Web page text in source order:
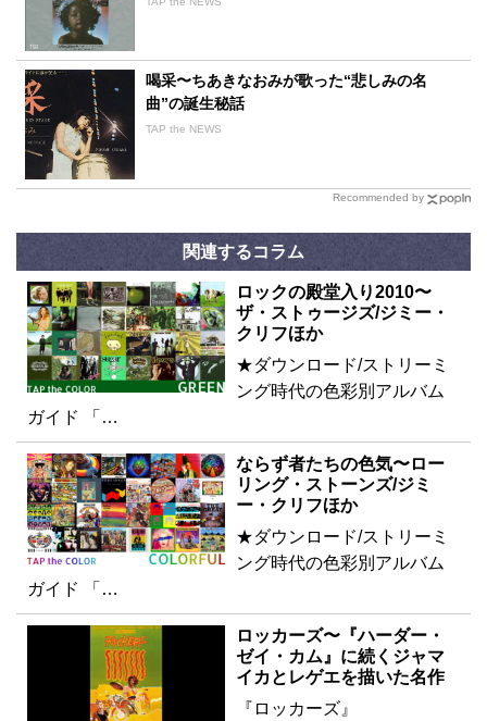
喝采〜ちあきなおみが歌った“悲しみの名
曲”の誕生秘話
TAP the NEWS
Recommended by
関連するコラム
ロックの殿堂入り2010〜
ザ・ストゥージズ/ジミー・
クリフほか
★ダウンロード/ストリーミ
ング時代の色彩別アルバム
ガイド 「…
ならず者たちの色気〜ロー
リング・ストーンズ/ジミ
ー・クリフほか
★ダウンロード/ストリーミ
ング時代の色彩別アルバム
ガイド 「…
ロッカーズ〜『ハーダー・
ゼイ・カム』に続くジャマ
イカとレゲエを描いた名作
『ロッカーズ』